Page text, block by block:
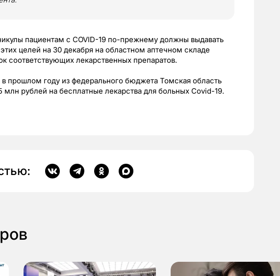
пациентам с COVID-19 по-прежнему должны выдавать
целей на 30 декабря на областном аптечном складе
соответствующих лекарственных препаратов.
прошлом году из федерального бюджета Томская область
млн рублей на бесплатные лекарства для больных Covid-19.